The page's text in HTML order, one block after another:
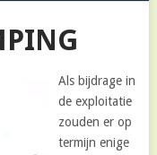
Als bijdrage in
de exploitatie
zouden er op
termijn enige